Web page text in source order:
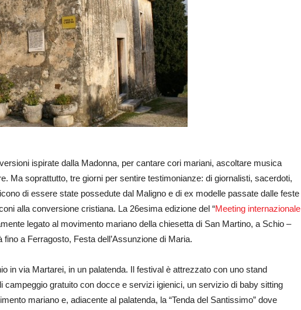
ispirate dalla Madonna, per cantare cori mariani, ascoltare musica
Ma soprattutto, tre giorni per sentire testimonianze: di giornalisti, sacerdoti,
di essere state possedute dal Maligno e di ex modelle passate dalle feste
alla conversione cristiana. La 26esima edizione del “Meeting internazionale
legato al movimento mariano della chiesetta di San Martino, a Schio –
fino a Ferragosto, Festa dell’Assunzione di Maria.
in via Martarei, in un palatenda. Il festival è attrezzato con uno stand
campeggio gratuito con docce e servizi igienici, un servizio di baby sitting
mariano e, adiacente al palatenda, la “Tenda del Santissimo” dove